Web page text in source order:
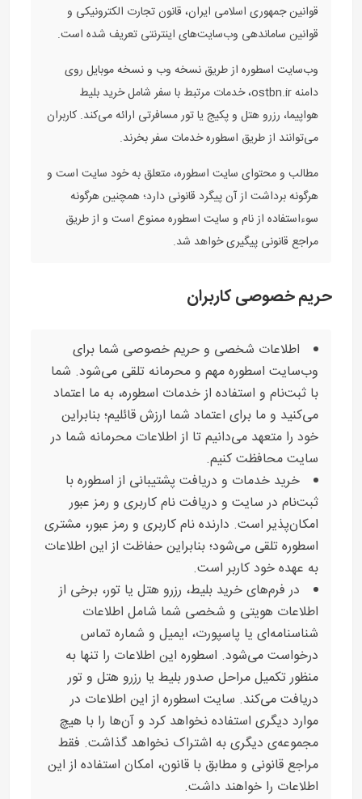
قوانین جمهوری اسلامی ایران، قانون تجارت الکترونیکی و
قوانین ساماندهی وب‌سایت‌های اینترنتی تعریف شده است.
وب‌سایت اسطوره از طریق نسخه وب و نسخه موبایل روی
دامنه ostbn.ir، خدمات مرتبط با سفر شامل خرید بلیط
هواپیما، رزرو هتل و پکیج یا تور مسافرتی ارائه می‌کند. کاربران
می‌توانند از طریق اسطوره خدمات سفر بخرند.
مطالب و محتوای سایت اسطوره، متعلق به خود سایت است و
هرگونه برداشت از آن پیگرد قانونی دارد؛ همچنین هرگونه
سوءاستفاده از نام و سایت اسطوره ممنوع است و از طریق
مراجع قانونی پیگیری خواهد شد.
حریم خصوصی کاربران
اطلاعات شخصی و حریم خصوصی شما برای
وب‌سایت اسطوره مهم و محرمانه تلقی می‌شود. شما
با ثبت‌نام و استفاده از خدمات اسطوره، به ما اعتماد
می‌کنید و ما برای اعتماد شما ارزش قائلیم؛ بنابراین
خود را متعهد می‌دانیم تا از اطلاعات محرمانه شما در
سایت محافظت کنیم.
خرید خدمات و دریافت پشتیبانی از اسطوره با
ثبت‌نام در سایت و دریافت نام کاربری و رمز عبور
امکان‌پذیر است. دارنده نام کاربری و رمز عبور، مشتری
اسطوره تلقی می‌شود؛ بنابراین حفاظت از این اطلاعات
به عهده خود کاربر است.
در فرم‌های خرید بلیط، رزرو هتل یا تور، برخی از
اطلاعات هویتی و شخصی شما شامل اطلاعات
شناسنامه‌ای یا پاسپورت، ایمیل و شماره تماس
درخواست می‌شود. اسطوره این اطلاعات را تنها به
منظور تکمیل مراحل صدور بلیط یا رزرو هتل و تور
دریافت می‌کند. سایت اسطوره از این اطلاعات در
موارد دیگری استفاده نخواهد کرد و آن‌ها را با هیچ
مجموعه‌ی دیگری به اشتراک نخواهد گذاشت. فقط
مراجع قانونی و مطابق با قانون، امکان استفاده از این
اطلاعات را خواهند داشت.